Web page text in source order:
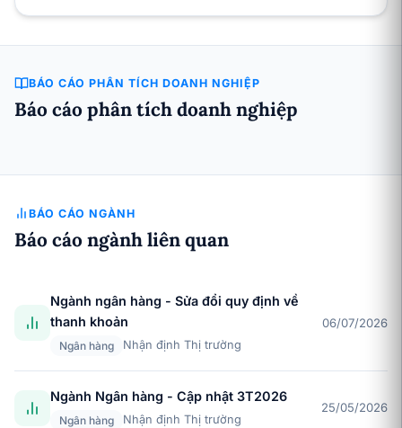
BÁO CÁO PHÂN TÍCH DOANH NGHIỆP
Báo cáo phân tích doanh nghiệp
BÁO CÁO NGÀNH
Báo cáo ngành liên quan
Ngành ngân hàng - Sửa đổi quy định về
thanh khoản
Ngân hàng Nhận định Thị trường
06/07/2026
Ngành Ngân hàng - Cập nhật 3T2026
Ngân hàng Nhận định Thị trường
25/05/2026